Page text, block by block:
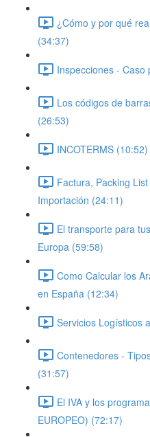
¿Cómo y por qué
(34:37)
Inspecciones - Caso
Los códigos de
(26:53)
INCOTERMS (10:52)
Factura, Packing
Importación (24:11)
El transporte para
Europa (59:58)
Como Calcular los
en España (12:34)
Servicios Logísticos
Contenedores -
(31:57)
El IVA y los
EUROPEO) (72:17)